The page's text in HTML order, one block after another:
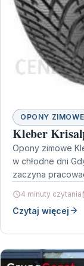
OPONY ZIMOWE
Kleber
Opony zimowe
w chłodne dni
zaczyna
4 minuty czytania
Czytaj więcej